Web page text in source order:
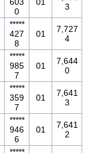
0
3
*****
427
8
01
7,727
4
*****
985
7
01
7,644
0
*****
359
7
01
7,641
3
*****
946
6
01
7,641
2